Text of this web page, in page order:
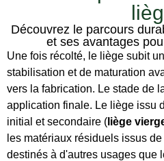
Découvrez le parcours
et ses avantages
Une fois récolté, le liège subit
stabilisation et de maturation
vers la fabrication. Le stade de
application finale. Le liège issu
initial et secondaire ( liège
les matériaux résiduels issus
destinés à d'autres usages que